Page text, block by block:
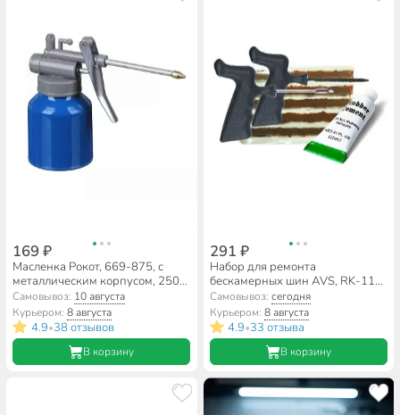
169 ₽
Масленка Рокот, 669-875, с
металлическим корпусом, 250
мл
Самовывоз: 10 августа
Курьером:8 августа
4.9•38 отзывов
В корзину
291 ₽
Набор для ремонта
бескамерных шин AVS, RK-110,
A78220S, 8 предметов
Самовывоз: сегодня
Курьером: 8 августа
4.9•33 отзыва
В корзину